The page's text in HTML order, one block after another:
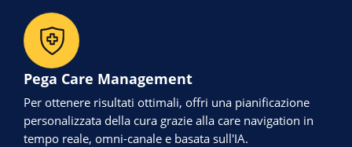
Pega Care Management
Per ottenere risultati ottimali, offri una pianificazione
personalizzata della cura grazie alla care navigation in
tempo reale, omni-canale e basata sull'IA.